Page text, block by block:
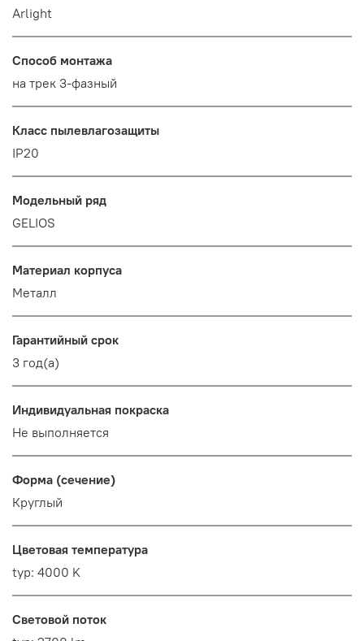
Arlight
Способ монтажа
на трек 3-фазный
Класс пылевлагозащиты
IP20
Модельный ряд
GELIOS
Материал корпуса
Металл
Гарантийный срок
3 год(а)
Индивидуальная покраска
Не выполняется
Форма (сечение)
Круглый
Цветовая температура
typ: 4000 K
Световой поток